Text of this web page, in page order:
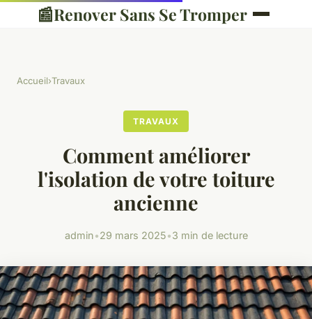
📰Renover Sans Se Tromper
Accueil›Travaux
TRAVAUX
Comment améliorer
l'isolation de votre toiture
ancienne
admin•29 mars 2025•3 min de lecture